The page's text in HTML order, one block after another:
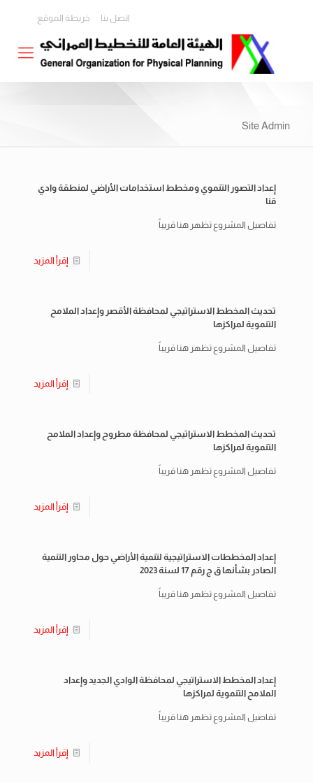
اتصل بنا خريطة الموقع
Site Admin
إعداد التصور التنموي ومخطط استخدامات الأراضي لمنطقة وادي
قنا
تفاصيل المشروع تظهر هنا قريباً
إقرأ المزيد
تحديث المخطط الاستراتيجي لمحافظة الأقصر وإعداد الملامح
التنموية لمراكزها
تفاصيل المشروع تظهر هنا قريباً
إقرأ المزيد
تحديث المخطط الاستراتيجي لمحافظة مطروح وإعداد الملامح
التنموية لمراكزها
تفاصيل المشروع تظهر هنا قريباً
إقرأ المزيد
إعداد المخططات الاستراتيجية لتنمية الأراضي حول محاور التنمية
الصادر بشأنها ق ج رقم 17 لسنة 2023
تفاصيل المشروع تظهر هنا قريباً
إقرأ المزيد
إعداد المخطط الاستراتيجي لمحافظة الوادي الجديد وإعداد
الملامح التنموية لمراكزها
تفاصيل المشروع تظهر هنا قريباً
إقرأ المزيد